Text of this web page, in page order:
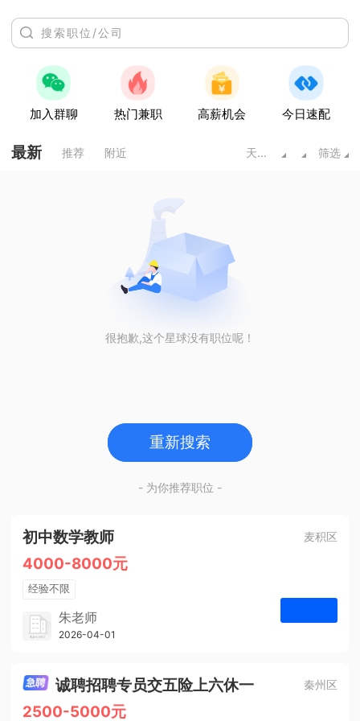
加入群聊 热门兼职 高薪机会 今日速配
最新 推荐 附近 天水甘肃 筛选
很抱歉,这个星球没有职位呢！
重新搜索
- 为你推荐职位 -
初中数学教师 麦积区
4000-8000元
经验不限
学历不限
1人
朱老师
博学启智教育
2026-04-01
诚聘招聘专员交五险上六休一 秦州区
2500-5000元